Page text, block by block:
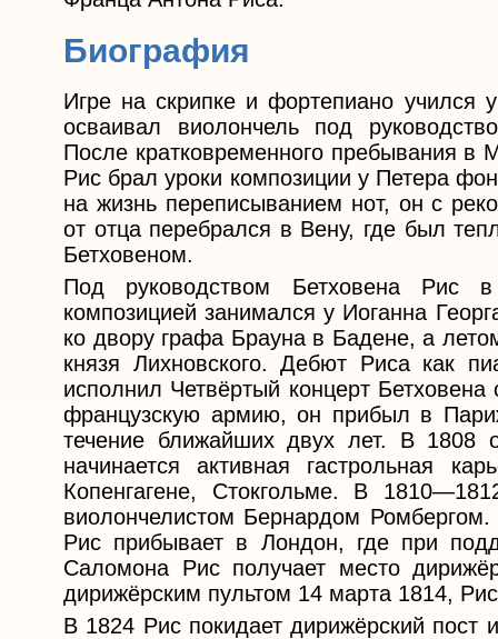
Биография
Игре на скрипке и фортепиано учился
осваивал виолончель под
После кратковременного пребывания в
Рис брал уроки композиции у Петера
на жизнь переписыванием нот, он с
от отца перебрался в Вену, где был
Бетховеном.
Под руководством Бетховена Рис
композицией занимался у Иоганна
ко двору графа Брауна в Бадене, а
князя Лихновского. Дебют Риса как
исполнил Четвёртый концерт
французскую армию, он прибыл в
течение ближайших двух лет. В 1808
начинается активная гастрольная
Копенгагене, Стокгольме. В
виолончелистом Бернардом
Рис прибывает в Лондон, где при
Саломона Рис получает место
дирижёрским пультом 14 марта 1814,
В 1824 Рис покидает дирижёрский пост